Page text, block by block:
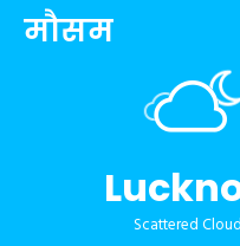
मौसम
Scattered